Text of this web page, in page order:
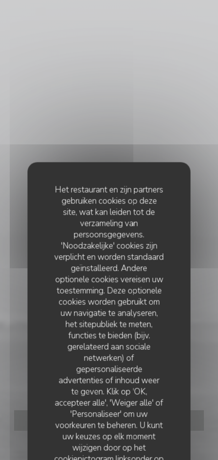
Het restaurant en zijn partners
gebruiken cookies op deze
site, wat kan leiden tot de
verzameling van
persoonsgegevens.
'Noodzakelijke' cookies zijn
verplicht en worden standaard
geïnstalleerd. Andere
optionele cookies vereisen uw
toestemming. Deze optionele
cookies worden gebruikt om
uw navigatie te analyseren,
het sitepubliek te meten,
functies te bieden (bijv.
gerelateerd aan sociale
netwerken) of
gepersonaliseerde
advertenties of inhoud weer
te geven. Klik op 'OK,
accepteer alle', 'Weiger alle' of
'Personaliseer' om uw
voorkeuren te beheren. U kunt
uw keuzes op elk moment
wijzigen door op het
BRASSERIE• DE PANNE
't Zeiltje
RESERVEER EEN TAFEL